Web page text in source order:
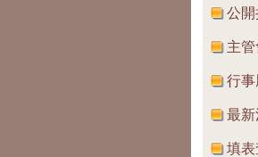
公開
主
行事
最新
填表